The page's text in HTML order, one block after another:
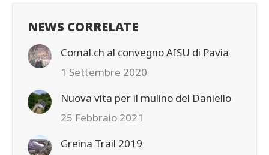
NEWS CORRELATE
Comal.ch al convegno AISU di Pavia
1 Settembre 2020
Nuova vita per il mulino del Daniello
25 Febbraio 2021
Greina Trail 2019